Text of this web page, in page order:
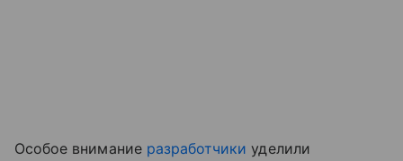
Особое внимание разработчики уделили